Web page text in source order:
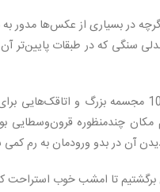
4 طبقه با بیش از 4500 صندلی سنگی که در
نمای سنگ مرمر، تعداد بیش از 100
مکان چندمنظوره قرون‌وسطایی
آن در بدو ورودمان به رم
تا امشب خوب استراحت